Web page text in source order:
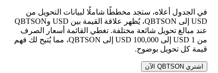
في الجدول أعلاه، ستجد مخططًا شاملًا لبيانات التحويل من
USD إلى QBTSON، يُظهر علاقة القيمة بين USD وQBTSON
عند مبالغ تحويل شائعة مختلفة. تغطي القائمة أسعار الصرف
من 1 USD إلى 100,000 USD إلى QBTSON، مما يُتيح لك فهم
قيمة كل تحويل بوضوح.
اشتري QBTSON الآن